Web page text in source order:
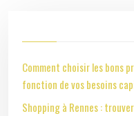
Comment choisir les bons
fonction de vos besoins
Shopping à Rennes :